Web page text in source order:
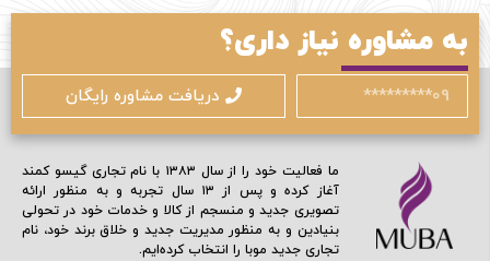
به مشاوره نیاز داری؟
دریافت مشاوره رایگان
ما فعالیت خود را از سال ۱۳۸۳ با نام تجاری گیسو کمند
آغاز کرده و پس از ۱۳ سال تجربه و به منظور ارائه
تصویری جدید و منسجم از کالا و خدمات خود در تحولی
بنیادین و به منظور مدیریت جدید و خلاق برند خود، نام
تجاری جدید موبا را انتخاب کرده‌ایم.
ادامه دهید
آیا هنوز عضو نشده اید؟ اکنون ثبت نام کنید
محافظت شده توسط